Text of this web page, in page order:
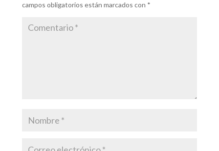
campos obligatorios están marcados con *